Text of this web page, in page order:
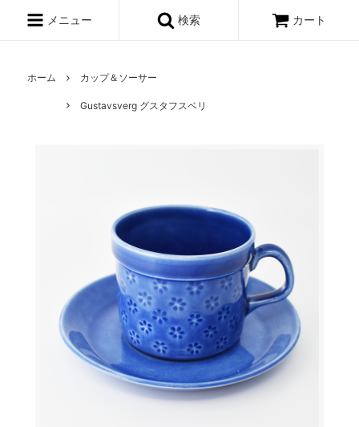
メニュー 検索 カート
ホーム カップ＆ソーサー
Gustavsverg グスタフスベリ